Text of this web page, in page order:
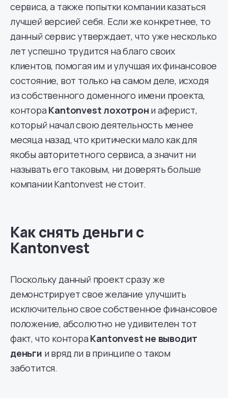
сервиса, а также попытки компании казаться
лучшей версией себя. Если же конкретнее, то
данный сервис утверждает, что уже несколько
лет успешно трудится на благо своих
клиентов, помогая им и улучшая их финансовое
состояние, вот только на самом деле, исходя
из собственного доменного имени проекта,
контора Kantonvest лохотрон и аферист,
который начал свою деятельность менее
месяца назад, что критически мало как для
якобы авторитетного сервиса, а значит ни
называть его таковым, ни доверять больше
компании Kantonvest не стоит.
Как снять деньги с
Kantonvest
Поскольку данный проект сразу же
демонстрирует свое желание улучшить
исключительно свое собственное финансовое
положение, абсолютно не удивителен тот
факт, что контора Kantonvest не выводит
деньги и вряд ли в принципе о таком
заботится.